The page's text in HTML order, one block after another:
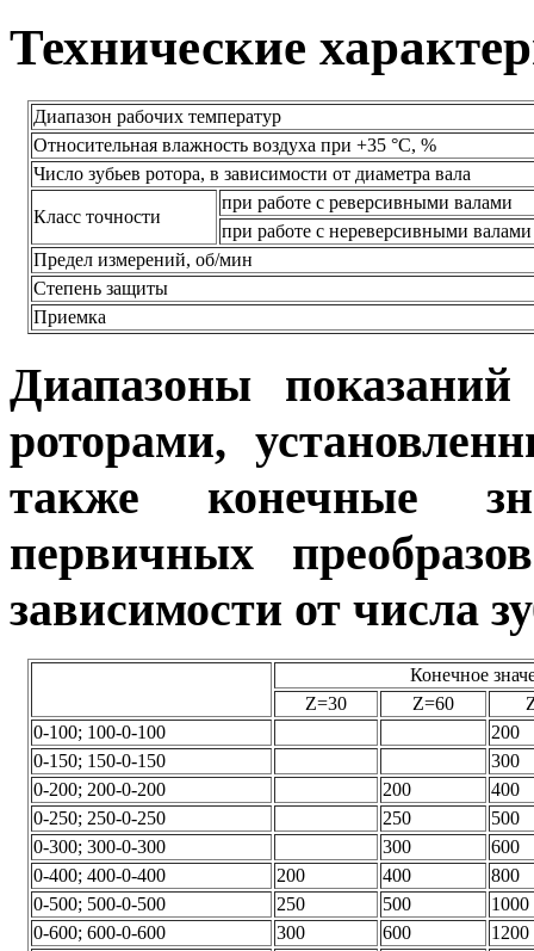
Технические
Диапазон рабочих температур
Относительная влажность воздуха при +35 °С, %
Число зубьев ротора, в зависимости от диаметра вала
Класс точности
при работе с реверсивными валами
при работе с нереверсивными валами
Предел измерений, об/мин
Степень защиты
Приемка
Диапазоны
роторами,
также конечные
первичных
зависимости от числа
Конечное
Z=30
Z=60
0-100; 100-0-100
200
0-150; 150-0-150
300
0-200; 200-0-200
200
400
0-250; 250-0-250
250
500
0-300; 300-0-300
300
600
0-400; 400-0-400
200 400
800
0-500; 500-0-500
250 500
1000
0-600; 600-0-600
300 600 1200